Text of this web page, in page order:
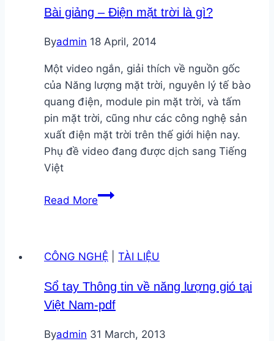
Bài giảng – Điện mặt trời là gì?
Byadmin 18 April, 2014
Một video ngắn, giải thích về nguồn gốc
của Năng lượng mặt trời, nguyên lý tế bào
quang điện, module pin mặt trời, và tấm
pin mặt trời, cũng như các công nghệ sản
xuất điện mặt trời trên thế giới hiện nay.
Phụ đề video đang được dịch sang Tiếng
Việt
Read MoreBài
mặt
là
gì?
CÔNG NGHỆ TÀI LIỆU
Sổ tay Thông tin về năng lượng gió tại
Việt Nam-pdf
Byadmin 31 March, 2013